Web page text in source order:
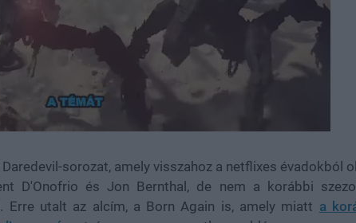
sorozat, amely visszahoz a netflixes évadokból
D'Onofrio és Jon Bernthal, de nem a korábbi
Erre utalt az alcím, a Born Again is, amely miatt a